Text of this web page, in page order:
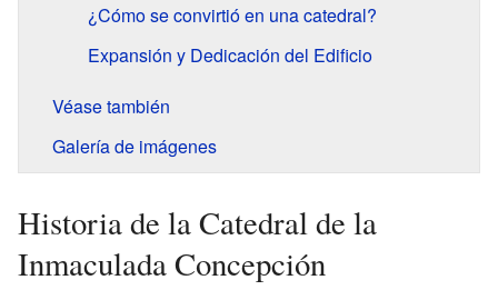
¿Cómo se convirtió en una catedral?
Expansión y Dedicación del Edificio
Véase también
Galería de imágenes
Historia de la Catedral de la
Inmaculada Concepción